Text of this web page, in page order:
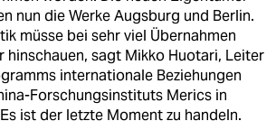
nun die Werke Augsburg und Berlin.
müsse bei sehr viel Übernahmen
hinschauen, sagt Mikko Huotari, Leiter
internationale Beziehungen
Forschungsinstituts Merics in
ist der letzte Moment zu handeln.